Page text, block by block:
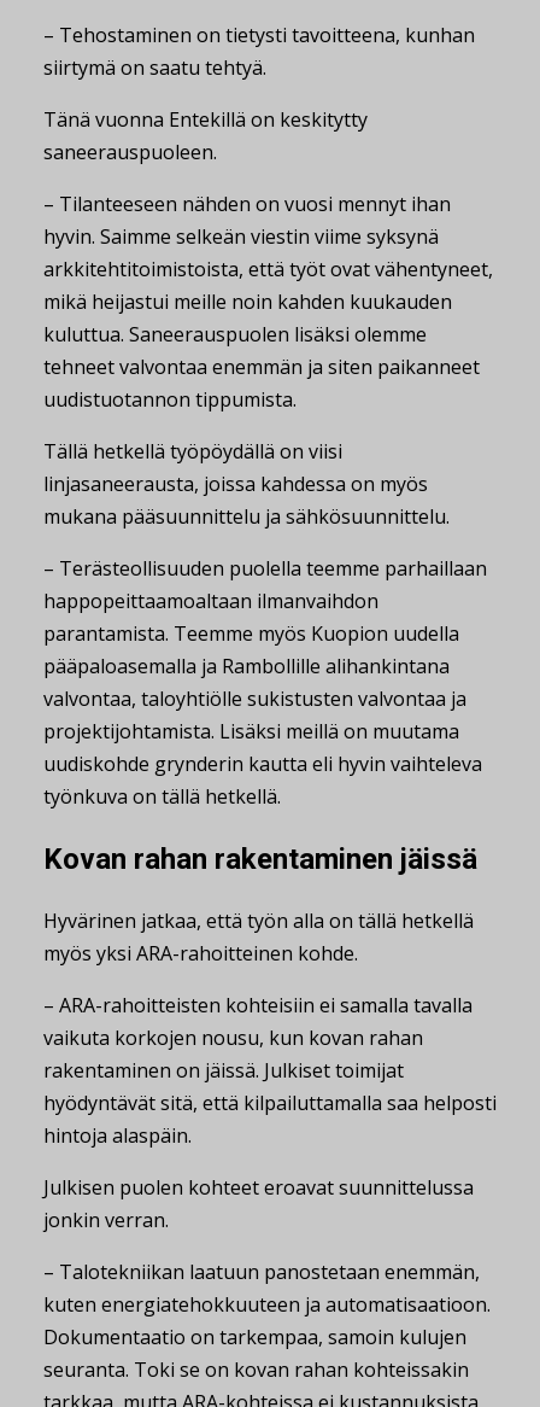
– Tehostaminen on tietysti tavoitteena, kunhan
siirtymä on saatu tehtyä.
Tänä vuonna Entekillä on keskitytty
saneerauspuoleen.
– Tilanteeseen nähden on vuosi mennyt ihan
hyvin. Saimme selkeän viestin viime syksynä
arkkitehtitoimistoista, että työt ovat vähentyneet,
mikä heijastui meille noin kahden kuukauden
kuluttua. Saneerauspuolen lisäksi olemme
tehneet valvontaa enemmän ja siten paikanneet
uudistuotannon tippumista.
Tällä hetkellä työpöydällä on viisi
linjasaneerausta, joissa kahdessa on myös
mukana pääsuunnittelu ja sähkösuunnittelu.
– Terästeollisuuden puolella teemme parhaillaan
happopeittaamoaltaan ilmanvaihdon
parantamista. Teemme myös Kuopion uudella
pääpaloasemalla ja Rambollille alihankintana
valvontaa, taloyhtiölle sukistusten valvontaa ja
projektijohtamista. Lisäksi meillä on muutama
uudiskohde grynderin kautta eli hyvin vaihteleva
työnkuva on tällä hetkellä.
Kovan rahan rakentaminen jäissä
Hyvärinen jatkaa, että työn alla on tällä hetkellä
myös yksi ARA-rahoitteinen kohde.
– ARA-rahoitteisten kohteisiin ei samalla tavalla
vaikuta korkojen nousu, kun kovan rahan
rakentaminen on jäissä. Julkiset toimijat
hyödyntävät sitä, että kilpailuttamalla saa helposti
hintoja alaspäin.
Julkisen puolen kohteet eroavat suunnittelussa
jonkin verran.
– Talotekniikan laatuun panostetaan enemmän,
kuten energiatehokkuuteen ja automatisaatioon.
Dokumentaatio on tarkempaa, samoin kulujen
seuranta. Toki se on kovan rahan kohteissakin